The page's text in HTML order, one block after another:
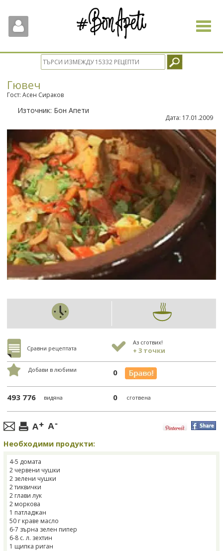
Toggle
Гювеч
Гост: Асен Сираков
Източник: Бон Апети
Дата: 17.01.2009
Сравни рецептата
Аз сготвих!
+ 3 точки
Добави в любими 0
493 776 видяна 0 сготвена
Необходими продукти:
4-5 домата
2 червени чушки
2 зелени чушки
2 тиквички
2 глави лук
2 моркова
1 патладжан
50 г краве масло
6-7 зърна зелен пипер
6-8 с. л. зехтин
1 щипка риган